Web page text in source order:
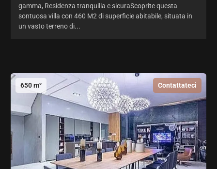
gamma, Residenza tranquilla e sicuraScoprite questa
sontuosa villa con 460 M2 di superficie abitabile, situata in
un vasto terreno di...
650 m² Contattateci